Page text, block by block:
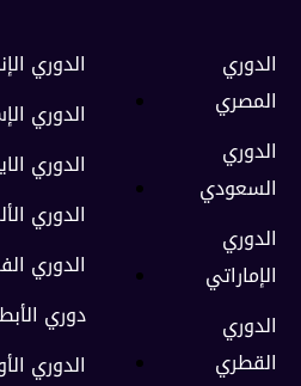
الدوري
الدوري
الدوري
الدوري
الدوري
دوري
الدوري
الدوري
المصري
الدوري
السعودي
الدوري
الإماراتي
الدوري
القطري